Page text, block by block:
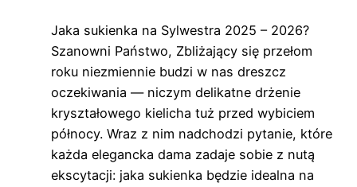
Jaka sukienka na Sylwestra 2025 – 2026?
Szanowni Państwo, Zbliżający się przełom
roku niezmiennie budzi w nas dreszcz
oczekiwania — niczym delikatne drżenie
kryształowego kielicha tuż przed wybiciem
północy. Wraz z nim nadchodzi pytanie, które
każda elegancka dama zadaje sobie z nutą
ekscytacji: jaka sukienka będzie idealna na